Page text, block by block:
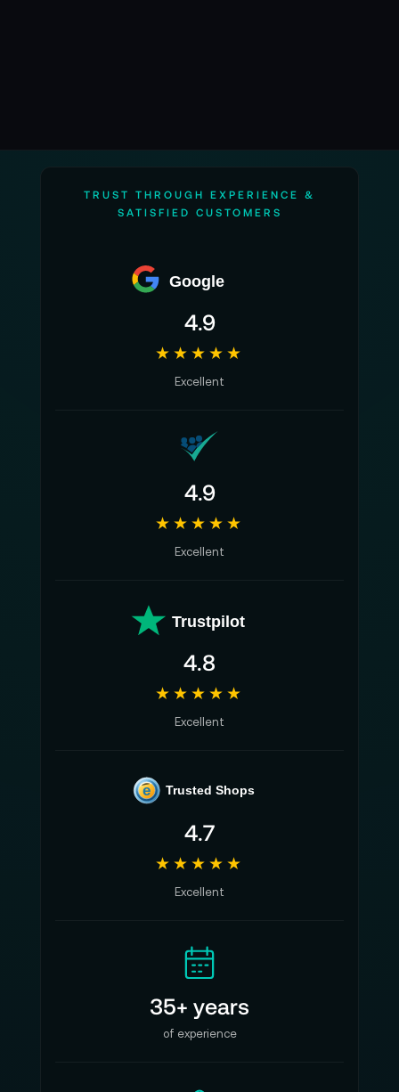
TRUST THROUGH EXPERIENCE &
SATISFIED CUSTOMERS
Google
4.9
★★★★★
Excellent
4.9
★★★★★
Excellent
Trustpilot
4.8
★★★★★
Excellent
e Trusted Shops
4.7
★★★★★
Excellent
35+ years
of experience